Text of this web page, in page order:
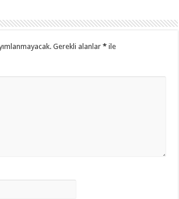
Gerekli alanlar* ile